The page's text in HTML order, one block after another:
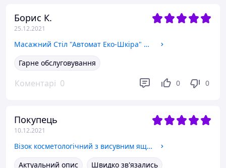
Борис К.
25.12.2021
Масажний Стіл "Автомат Еко-Шкіра" 185*60*75см Косметологічний Економ
Гарне обслуговування
Коментарі 0 0 0
Покупець
10.12.2021
Візок косметологічний з висувним ящиком "Ліа"
Актуальний опис
Швидко зв'язались